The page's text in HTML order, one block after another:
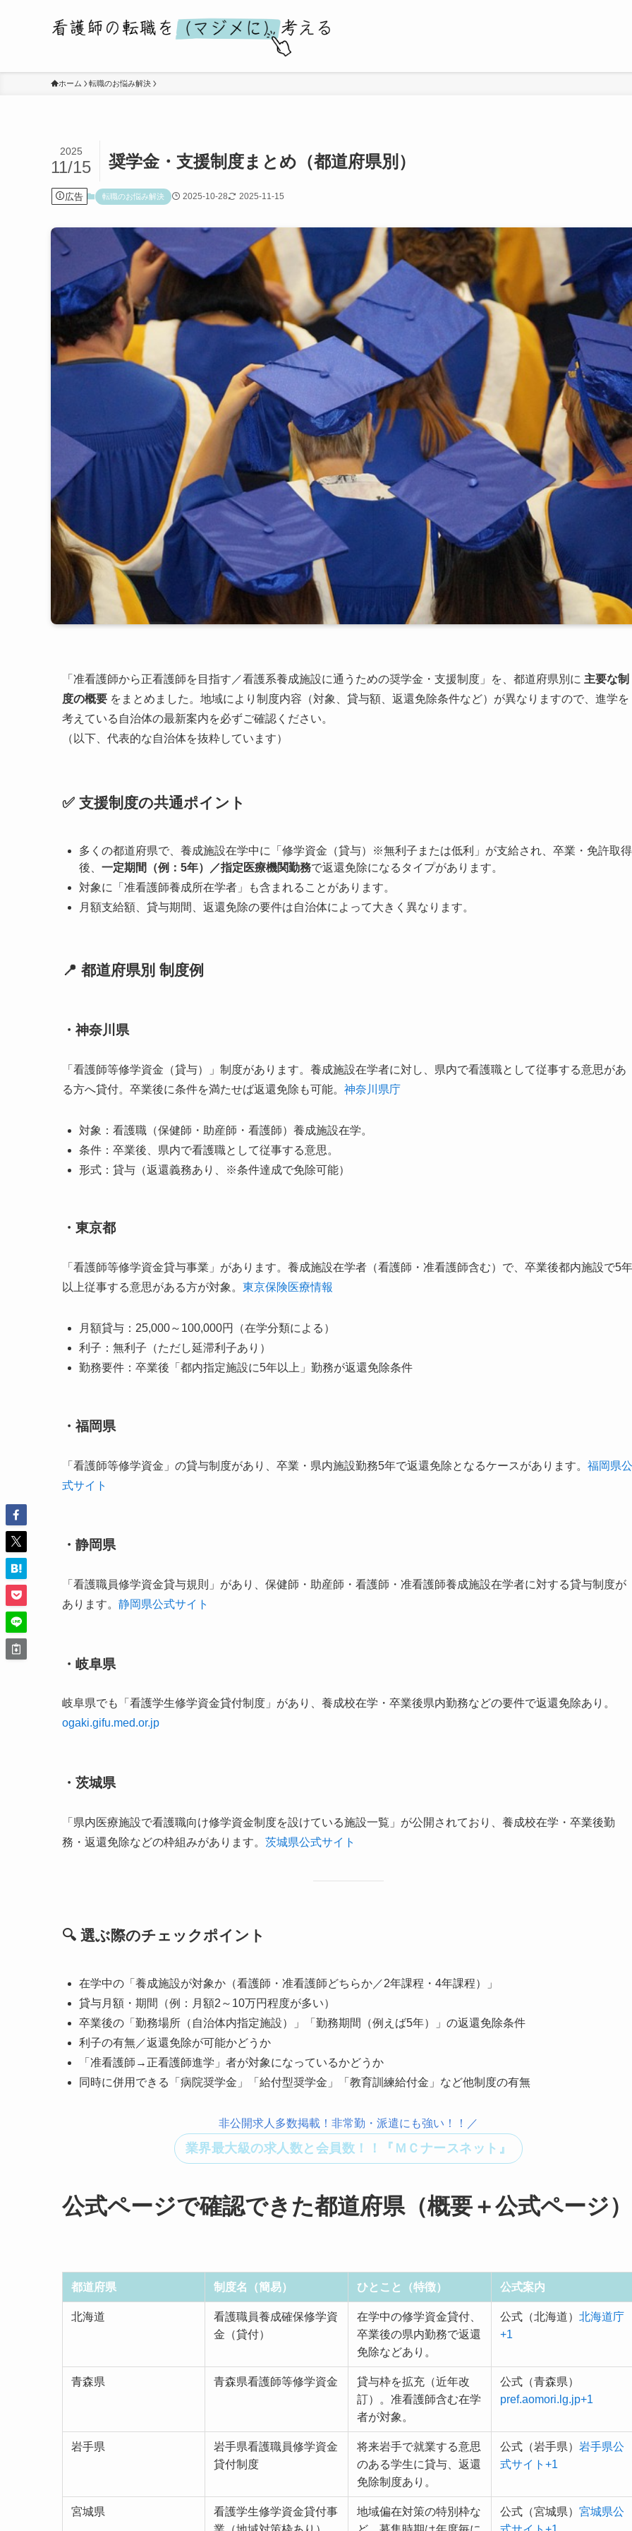
ホーム 転職のお悩み解決
奨学金・支援制度まとめ（都道府県別）
2025
11/15
広告 転職のお悩み解決 2025-10-28 2025-11-15
「准看護師から正看護師を目指す／看護系養成施設に通うための奨学金・支援制度」を、都道府県別に 主要な制
度の概要 をまとめました。地域により制度内容（対象、貸与額、返還免除条件など）が異なりますので、進学を
考えている自治体の最新案内を必ずご確認ください。
（以下、代表的な自治体を抜粋しています）
✅ 支援制度の共通ポイント
多くの都道府県で、養成施設在学中に「修学資金（貸与）※無利子または低利」が支給され、卒業・免許取得
後、 一定期間（例：5年）／指定医療機関勤務で返還免除になるタイプがあります。
対象に「准看護師養成所在学者」も含まれることがあります。
月額支給額、貸与期間、返還免除の要件は自治体によって大きく異なります。
📍 都道府県別 制度例
・神奈川県
「看護師等修学資金（貸与）」制度があります。養成施設在学者に対し、県内で看護職として従事する意思があ
る方へ貸付。卒業後に条件を満たせば返還免除も可能。 神奈川県庁
対象：看護職（保健師・助産師・看護師）養成施設在学。
条件：卒業後、県内で看護職として従事する意思。
形式：貸与（返還義務あり、※条件達成で免除可能）
・東京都
「看護師等修学資金貸与事業」があります。養成施設在学者（看護師・准看護師含む）で、卒業後都内施設で5年
以上従事する意思がある方が対象。 東京保険医療情報
月額貸与：25,000～100,000円（在学分類による）
利子：無利子（ただし延滞利子あり）
勤務要件：卒業後「都内指定施設に5年以上」勤務が返還免除条件
・福岡県
「看護師等修学資金」の貸与制度があり、卒業・県内施設勤務5年で返還免除となるケースがあります。 福岡県公
式サイト
・静岡県
「看護職員修学資金貸与規則」があり、保健師・助産師・看護師・准看護師養成施設在学者に対する貸与制度が
あります。 静岡県公式サイト
・岐阜県
岐阜県でも「看護学生修学資金貸付制度」があり、養成校在学・卒業後県内勤務などの要件で返還免除あり。
ogaki.gifu.med.or.jp
・茨城県
「県内医療施設で看護職向け修学資金制度を設けている施設一覧」が公開されており、養成校在学・卒業後勤
務・返還免除などの枠組みがあります。 茨城県公式サイト
🔍 選ぶ際のチェックポイント
在学中の「養成施設が対象か（看護師・准看護師どちらか／2年課程・4年課程）」
貸与月額・期間（例：月額2～10万円程度が多い）
卒業後の「勤務場所（自治体内指定施設）」「勤務期間（例えば5年）」の返還免除条件
利子の有無／返還免除が可能かどうか
「准看護師→正看護師進学」者が対象になっているかどうか
同時に併用できる「病院奨学金」「給付型奨学金」「教育訓練給付金」など他制度の有無
非公開求人多数掲載！非常勤・派遣にも強い！！／
業界最大級の求人数と会員数！！『ＭＣナースネット』
公式ページで確認できた都道府県（概要＋公式ページ）
都道府県 制度名（簡易） ひとこと（特徴） 公式案内
北海道
看護職員養成確保修学資
金（貸付）
在学中の修学資金貸付、
卒業後の県内勤務で返還
免除などあり。
公式（北海道） 北海道庁
+1
青森県 青森県看護師等修学資金
貸与枠を拡充（近年改
訂）。准看護師含む在学
者が対象。
公式（青森県）
pref.aomori.lg.jp+1
岩手県
岩手県看護職員修学資金
貸付制度
将来岩手で就業する意思
のある学生に貸与、返還
免除制度あり。
公式（岩手県） 岩手県公
式サイト+1
宮城県
看護学生修学資金貸付事
地域偏在対策の特別枠な
公式（宮城県） 宮城県公